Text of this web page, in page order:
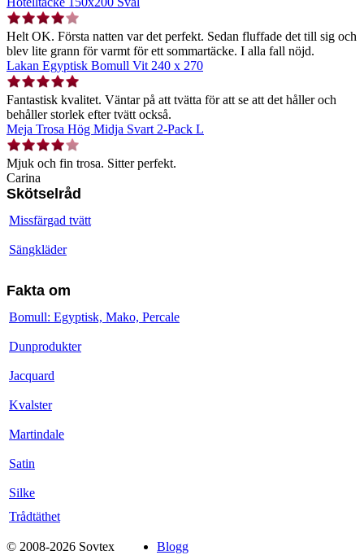
Helt OK. Första natten var det perfekt. Sedan fluffade det till sig och
blev lite grann för varmt för ett sommartäcke. I alla fall nöjd.
Lakan Egyptisk Bomull Vit 240 x 270
Fantastisk kvalitet. Väntar på att tvätta för att se att det håller och
behåller storlek efter tvätt också.
Meja Trosa Hög Midja Svart 2-Pack L
Mjuk och fin trosa. Sitter perfekt.
Carina
Skötselråd
Missfärgad tvätt
Sängkläder
Fakta om
Bomull: Egyptisk, Mako, Percale
Dunprodukter
Jacquard
Kvalster
Martindale
Satin
Silke
Trådtäthet
© 2008-2026 Sovtex
Blogg